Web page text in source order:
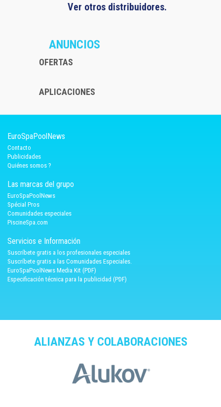
Ver otros distribuidores.
ANUNCIOS
OFERTAS
APLICACIONES
EuroSpaPoolNews
Contacto
Publicidades
Quiénes somos ?
Las marcas del grupo
EuroSpaPoolNews
Spécial Pros
Comunidades especiales
PiscineSpa.com
Servicios e Información
Suscríbete gratis a los profesionales especiales
Suscríbete gratis a las Comunidades Especiales.
EuroSpaPoolNews Media Kit (PDF)
Especificación técnica para la publicidad (PDF)
ALIANZAS Y COLABORACIONES